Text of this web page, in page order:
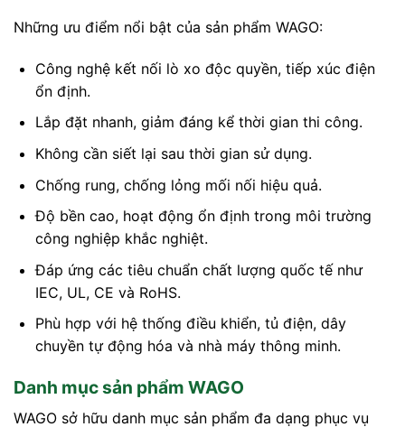
Những ưu điểm nổi bật của sản phẩm WAGO:
Công nghệ kết nối lò xo độc quyền, tiếp xúc điện
ổn định.
Lắp đặt nhanh, giảm đáng kể thời gian thi công.
Không cần siết lại sau thời gian sử dụng.
Chống rung, chống lỏng mối nối hiệu quả.
Độ bền cao, hoạt động ổn định trong môi trường
công nghiệp khắc nghiệt.
Đáp ứng các tiêu chuẩn chất lượng quốc tế như
IEC, UL, CE và RoHS.
Phù hợp với hệ thống điều khiển, tủ điện, dây
chuyền tự động hóa và nhà máy thông minh.
Danh mục sản phẩm WAGO
WAGO sở hữu danh mục sản phẩm đa dạng phục vụ